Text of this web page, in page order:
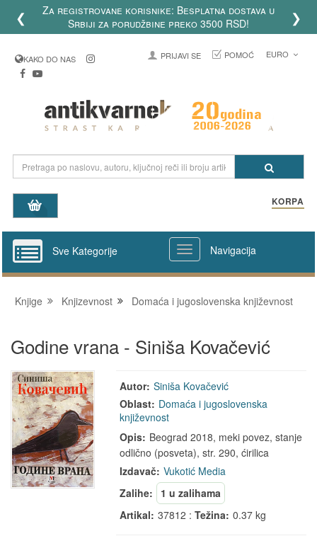
❮
Za registrovane korisnike: Besplatna dostava u
Srbiji za porudžbine preko 3500 RSD!
❯
KAKO DO NAS PRIJAVI SE POMOĆ EURO
KORPA
Sve Kategorije Navigacija
Knjige Knjizevnost Domaća i jugoslovenska književnost
Godine vrana - Siniša Kovačević
Autor: Siniša Kovačević
Oblast: Domaća i jugoslovenska
književnost
Opis: Beograd 2018, meki povez, stanje
odlično (posveta), str. 290, ćirilica
Izdavač: Vukotić Media
Zalihe:
1 u zalihama
Artikal: 37812 :Težina: 0.37 kg